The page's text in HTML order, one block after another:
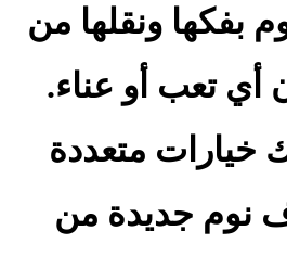
بفكها ونقلها من
أي تعب أو عناء.
خيارات متعددة
نوم جديدة من